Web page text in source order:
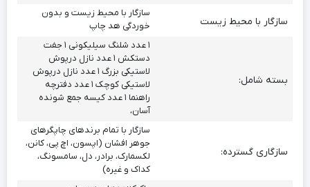
سازگار با محیط زیست
سازگار با محیط زیست و بدون
خوردگی هد چاپ
بسته شامل:
۱ عدد شلنگ سیلیکونی ۱ جفت
دستکش ۱ عدد نازل درپوش
لاستیکی بزرگ ۱ عدد نازل درپوش
لاستیکی کوچک ۱ عدد دفترچه
راهنما ۱ عدد کیسه جمع شونده
آسان،
سازگاری گسترده:
سازگار با تمام برندهای چاپگرهای
جوهر افشان (اپسون، اچ پی، کانن،
لکسمارک، برادر، دل، سامسونگ،
کداک و غیره)